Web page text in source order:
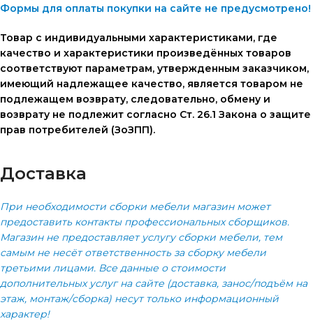
Формы для оплаты покупки на сайте не предусмотрено!
Товар с индивидуальными характеристиками, где
качество и характеристики произведённых товаров
соответствуют параметрам, утвержденным заказчиком,
имеющий надлежащее качество, является товаром не
подлежащем возврату, следовательно, обмену и
возврату не подлежит согласно Ст. 26.1 Закона о защите
прав потребителей (ЗоЗПП).
Доставка
При необходимости сборки мебели магазин может
предоставить контакты профессиональных сборщиков.
Магазин не предоставляет услугу сборки мебели, тем
самым не несёт ответственность за сборку мебели
третьими лицами. Все данные о стоимости
дополнительных услуг на сайте (доставка, занос/подъём на
этаж, монтаж/сборка) несут только информационный
характер!